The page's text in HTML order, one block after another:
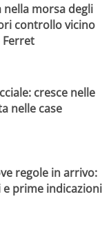
nella morsa degli
controllo vicino
Ferret
cresce nelle
nelle case
regole in arrivo:
prime indicazioni